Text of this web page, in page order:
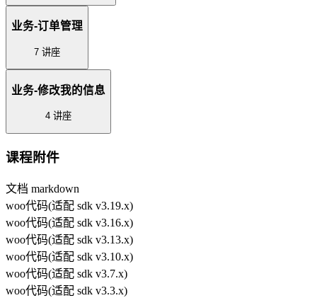
业务-订单管理
7 讲座
业务-修改我的信息
4 讲座
课程附件
文档 markdown
woo代码(适配 sdk v3.19.x)
woo代码(适配 sdk v3.16.x)
woo代码(适配 sdk v3.13.x)
woo代码(适配 sdk v3.10.x)
woo代码(适配 sdk v3.7.x)
woo代码(适配 sdk v3.3.x)